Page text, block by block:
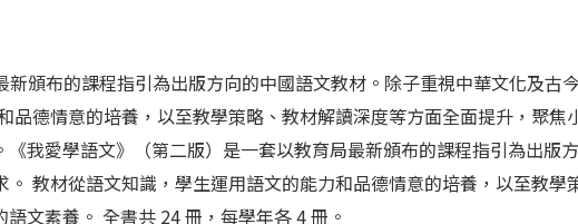
新頒布的課程指引為出版方向的中國語文教材。除子重視中華文化及古
品德情意的培養，以至教學策略、教材解讀深度等方面全面提升，聚
我愛學語文》（第二版）是一套以教育局最新頒布的課程指引為出版
教材從語文知識，學生運用語文的能力和品德情意的培養，以至教
文素養。 全書共 24 冊，每學年各 4 冊。